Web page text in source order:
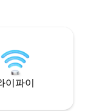
휴식을 취하고 재
이파이